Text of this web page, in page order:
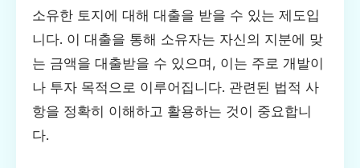
소유한 토지에 대해 대출을 받을 수 있는 제도입
니다. 이 대출을 통해 소유자는 자신의 지분에 맞
는 금액을 대출받을 수 있으며, 이는 주로 개발이
나 투자 목적으로 이루어집니다. 관련된 법적 사
항을 정확히 이해하고 활용하는 것이 중요합니
다.